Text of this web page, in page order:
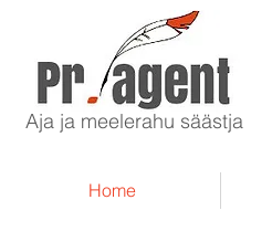
Pr.Agent
Aja ja meelerahu säästja
Home